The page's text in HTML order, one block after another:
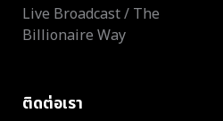
Live Broadcast / The
Billionaire Way
ติดต่อเรา